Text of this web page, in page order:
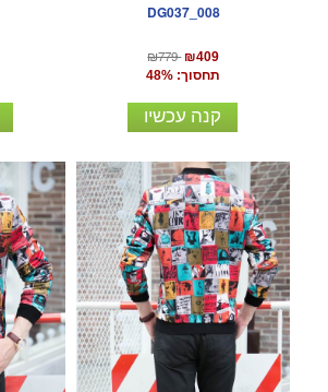
DG037_008
₪779 ₪409
תחסוך: 48%
קנה עכשיו